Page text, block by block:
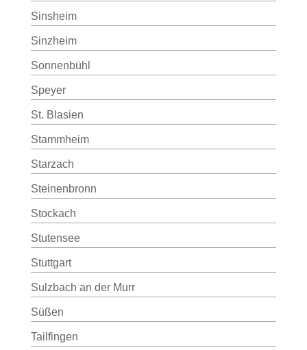
Sinsheim
Sinzheim
Sonnenbühl
Speyer
St. Blasien
Stammheim
Starzach
Steinenbronn
Stockach
Stutensee
Stuttgart
Sulzbach an der Murr
Süßen
Tailfingen